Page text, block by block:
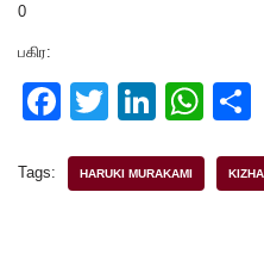
0
பகிர:
F
c
T
tt
Li
k
W
at
Tags: HARUKI MURAKAMI